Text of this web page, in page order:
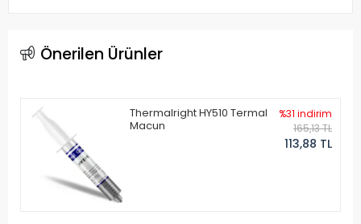
Önerilen Ürünler
Thermalright HY510 Termal
Macun
%31 indirim
165,13 TL
113,88 TL